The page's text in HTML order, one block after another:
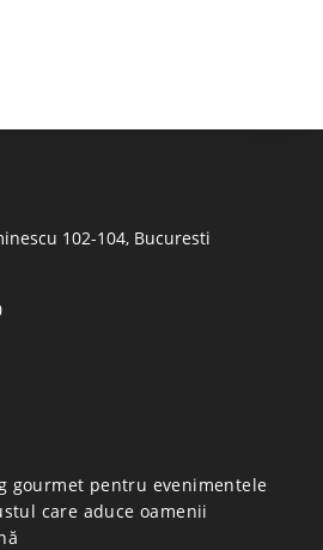
102-104, Bucuresti
gourmet pentru evenimentele
care aduce oamenii